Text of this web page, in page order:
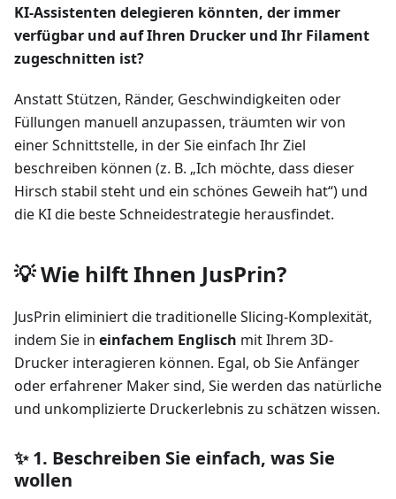
KI-Assistenten delegieren könnten, der immer
verfügbar und auf Ihren Drucker und Ihr Filament
zugeschnitten ist?
Anstatt Stützen, Ränder, Geschwindigkeiten oder
Füllungen manuell anzupassen, träumten wir von
einer Schnittstelle, in der Sie einfach Ihr Ziel
beschreiben können (z. B. „Ich möchte, dass dieser
Hirsch stabil steht und ein schönes Geweih hat“) und
die KI die beste Schneidestrategie herausfindet.
💡 Wie hilft Ihnen JusPrin?
JusPrin eliminiert die traditionelle Slicing-Komplexität,
indem Sie in einfachem Englisch mit Ihrem 3D-
Drucker interagieren können. Egal, ob Sie Anfänger
oder erfahrener Maker sind, Sie werden das natürliche
und unkomplizierte Druckerlebnis zu schätzen wissen.
✨ 1. Beschreiben Sie einfach, was Sie
wollen